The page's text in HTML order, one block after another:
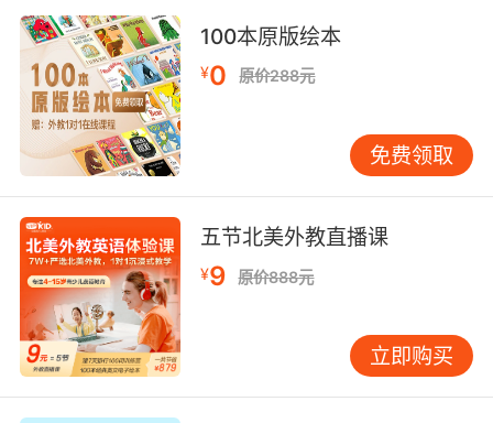
词性啊，它就等于mine，所以呢 this is mine，
这个mine我们就叫名词性物主代词。
那我们分别看一下我的书，你的书，他的书，这
些名词性物主代词怎么说？刚才提到了mine，那
么你的书this is your book。this is yours。加上
s就可以了。this is yours，还有他的this is his。
来this is hers。h e r s this is hers，这是她的
书。hers就是她的名词性物主代词。然后我们再
看一下，他们的 theirs同样是加上s theirs，还有
动物的 its，动物它的叫its写法是一样的。最后呢
还有我们的this is ours。ours。好的，我们这就
是整体的物主代词的分类，我们有形容词性物主
100本原版绘本
¥0 原价288元
免费领取
五节北美外教直播课
¥9 原价888元
立即购买